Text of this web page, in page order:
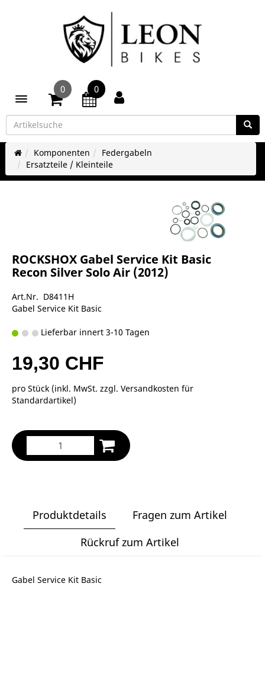
Toggle navigation
0 0
Komponenten
Federgabeln
Ersatzteile / Kleinteile
ROCKSHOX Gabel Service Kit Basic
Recon Silver Solo Air (2012)
Art.Nr. D8411H
Gabel Service Kit Basic
Lieferbar innert 3-10 Tagen
19,30 CHF
pro Stück (inkl. MwSt. zzgl. Versandkosten für
Standardartikel)
Produktdetails
Fragen zum Artikel
Rückruf zum Artikel
Gabel Service Kit Basic